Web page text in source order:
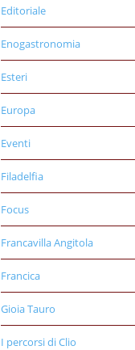
Editoriale
Enogastronomia
Esteri
Europa
Eventi
Filadelfia
Focus
Francavilla Angitola
Francica
Gioia Tauro
I percorsi di Clio